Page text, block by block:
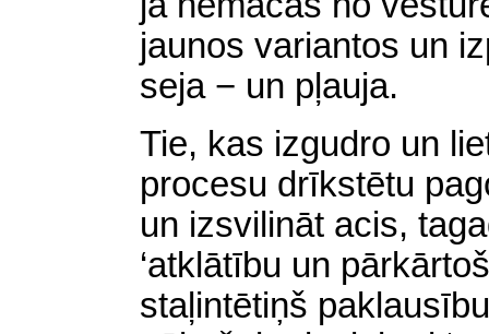
jaunos variantos un
seja − un pļauja.
Tie, kas izgudro un
procesu drīkstētu
un izsvilināt acis,
‘atklātību un
staļintētiņš